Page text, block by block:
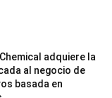
adquiere la
al negocio de
basada en